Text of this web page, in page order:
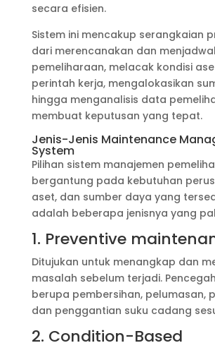
secara efisien.
Sistem ini mencakup serangkaian
dari merencanakan dan
pemeliharaan, melacak kondisi
perintah kerja, mengalokasikan
hingga menganalisis data
membuat keputusan yang tepat.
Jenis-Jenis Maintenance
System
Pilihan sistem manajemen
bergantung pada kebutuhan
aset, dan sumber daya yang
adalah beberapa jenisnya yang
1. Preventive
Ditujukan untuk menangkap dan
masalah sebelum terjadi.
berupa pembersihan, pelumasan,
dan penggantian suku cadang
2. Condition-Based